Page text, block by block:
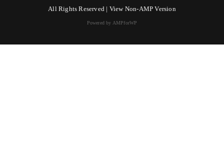
All Rights Reserved | View Non-AMP Version
Powered by AMPforWP